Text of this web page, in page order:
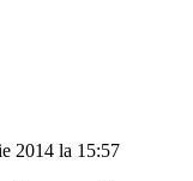
2014 la 15:57